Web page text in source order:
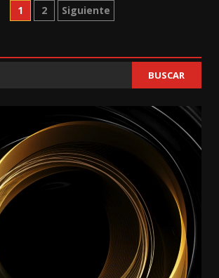
Paginación
entradas
1 2 Siguiente
BUSCAR